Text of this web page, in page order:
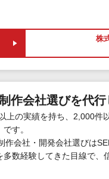
株
作会社選びを代行
上の実績を持ち、2,000件
す。
作会社・開発会社選びは
多数経験してきた目線で、